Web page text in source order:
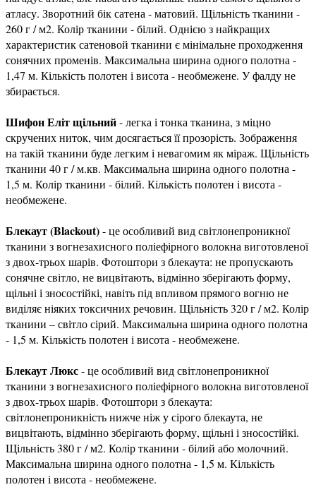
атласу. Зворотний бік сатена - матовий. Щільність тканини -
260 г / м2. Колір тканини - білий. Однією з найкращих
характеристик сатеновой тканини є мінімальне проходження
сонячних променів. Максимальна ширина одного полотна -
1,47 м. Кількість полотен і висота - необмежене. У фалду не
збирається.
Шифон Еліт щільний- легка і тонка тканина, з міцно
скручених ниток, чим досягається її прозорість. Зображення
на такій тканини буде легким і невагомим як міраж. Щільність
тканини 40 г / м.кв. Максимальна ширина одного полотна -
1,5 м. Колір тканини - білий. Кількість полотен і висота -
необмежене.
Блекаут (Blackout)- це особливий вид світлонепроникної
тканини з вогнезахисного поліефірного волокна виготовленої
з двох-трьох шарів. Фотоштори з блекаута: не пропускають
сонячне світло, не вицвітають, відмінно зберігають форму,
щільні і зносостійкі, навіть під впливом прямого вогню не
виділяє ніяких токсичних речовин. Щільність 320 г / м2. Колір
тканини – світло сірий. Максимальна ширина одного полотна
- 1,5 м. Кількість полотен і висота - необмежене.
Блекаут Люкс- це особливий вид світлонепроникної
тканини з вогнезахисного поліефірного волокна виготовленої
з двох-трьох шарів. Фотоштори з блекаута:
світлонепроникність нижче ніж у сірого блекаута, не
вицвітають, відмінно зберігають форму, щільні і зносостійкі.
Щільність 380 г / м2. Колір тканини - білий або молочний.
Максимальна ширина одного полотна - 1,5 м. Кількість
полотен і висота - необмежене.